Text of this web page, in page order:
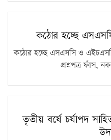
কঠোর হচ্ছে
কঠোর হচ্ছে এসএসসি ও এইচএসসি
প্রশ্নপত্র ফাঁস,
তৃতীয় বর্ষে চর্যাপদ